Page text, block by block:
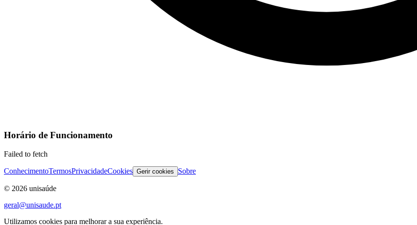
Horário de Funcionamento
Failed to fetch
ConhecimentoTermosPrivacidadeCookies Gerir cookies Sobre
© 2026 unisaúde
geral@unisaude.pt
Utilizamos cookies para melhorar a sua experiência.